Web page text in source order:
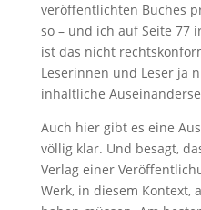
veröffentlichten Buches
so – und ich auf Seite 77
ist das nicht
Leserinnen und Leser ja
inhaltliche
Auch hier gibt es eine
völligklar. Und besagt,
Verlag einer
Werk, in diesem Kontext,